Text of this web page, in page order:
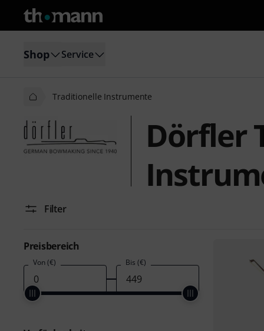
Shop Service
Traditionelle Instrumente
Dörfler
Filter
Preisbereich
Von (€) Bis (€)